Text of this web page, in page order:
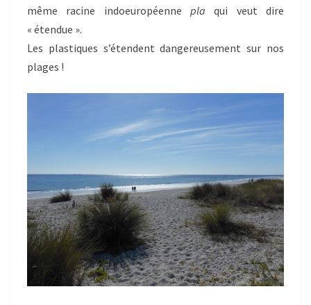
même racine indoeuropéenne pla qui veut dire
« étendue ».
Les plastiques s’étendent dangereusement sur nos
plages !